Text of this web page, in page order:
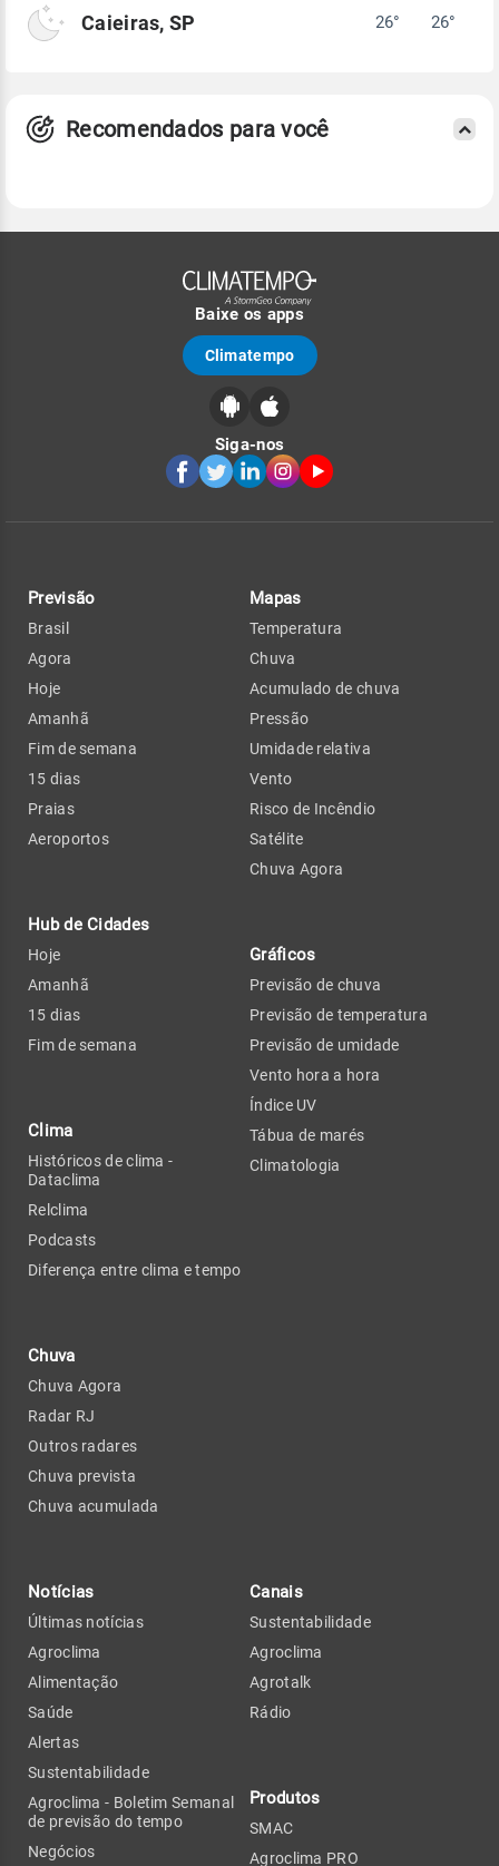
Caieiras, SP 26° 26°
Recomendados para você
Baixe os apps
Climatempo
Siga-nos
Previsão
Brasil
Agora
Hoje
Amanhã
Fim de semana
15 dias
Praias
Aeroportos
Hub de Cidades
Hoje
Amanhã
15 dias
Fim de semana
Clima
Históricos de clima -
Dataclima
Relclima
Podcasts
Diferença entre clima e tempo
Chuva
Chuva Agora
Radar RJ
Outros radares
Chuva prevista
Chuva acumulada
Mapas
Temperatura
Chuva
Acumulado de chuva
Pressão
Umidade relativa
Vento
Risco de Incêndio
Satélite
Chuva Agora
Gráficos
Previsão de chuva
Previsão de temperatura
Previsão de umidade
Vento hora a hora
Índice UV
Tábua de marés
Climatologia
Notícias
Últimas notícias
Agroclima
Alimentação
Saúde
Alertas
Sustentabilidade
Agroclima - Boletim Semanal
de previsão do tempo
Negócios
Canais
Sustentabilidade
Agroclima
Agrotalk
Rádio
Produtos
SMAC
Agroclima PRO